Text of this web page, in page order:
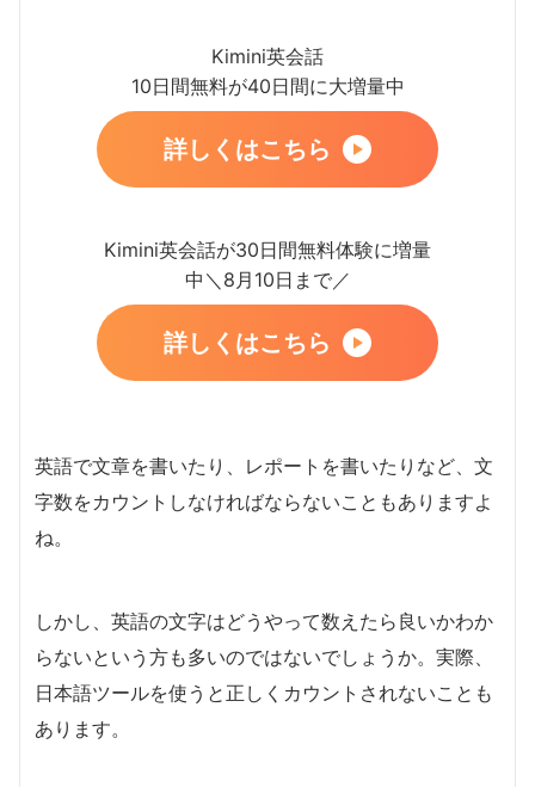
Kimini英会話
10日間無料が40日間に大増量中
詳しくはこちら
Kimini英会話が30日間無料体験に増量
中＼8月10日まで／
詳しくはこちら
英語で文章を書いたり、レポートを書いたりなど、文
字数をカウントしなければならないこともありますよ
ね。
しかし、英語の文字はどうやって数えたら良いかわか
らないという方も多いのではないでしょうか。実際、
日本語ツールを使うと正しくカウントされないことも
あります。